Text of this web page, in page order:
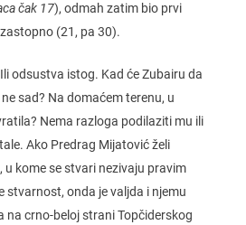
čak 17), odmah zatim bio prvi
(21, pa 30).
odsustva istog. Kad će Zubairu da
sad? Na domaćem terenu, u
Nema razloga podilaziti mu ili
Ako Predrag Mijatović želi
kome se stvari nezivaju pravim
stvarnost, onda je valjda i njemu
na crno-beloj strani Topčiderskog